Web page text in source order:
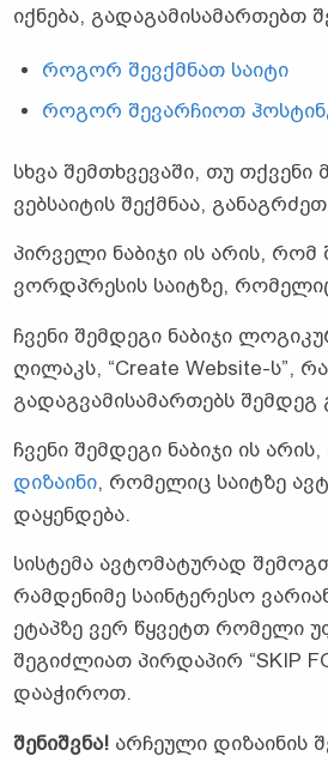
იქნება, გადაგამისამართებთ
როგორ შევქმნათ საიტი
როგორ შევარჩიოთ
სხვა შემთხვევაში, თუ თქვენი
ვებსაიტის შექმნაა,
პირველი ნაბიჯი ის არის, რომ
ვორდპრესის საიტზე,
ჩვენი შემდეგი ნაბიჯი
ღილაკს, “Create Website-ს”,
გადაგვამისამართებს შემდეგ
ჩვენი შემდეგი ნაბიჯი ის
დიზაინი, რომელიც საიტზე
დაყენდება.
სისტემა ავტომატურად
რამდენიმე საინტერესო
ეტაპზე ვერ წყვეტთ რომელი
შეგიძლიათ პირდაპირ “SKIP
დააჭიროთ.
შენიშვნა! არჩეული დიზაინის